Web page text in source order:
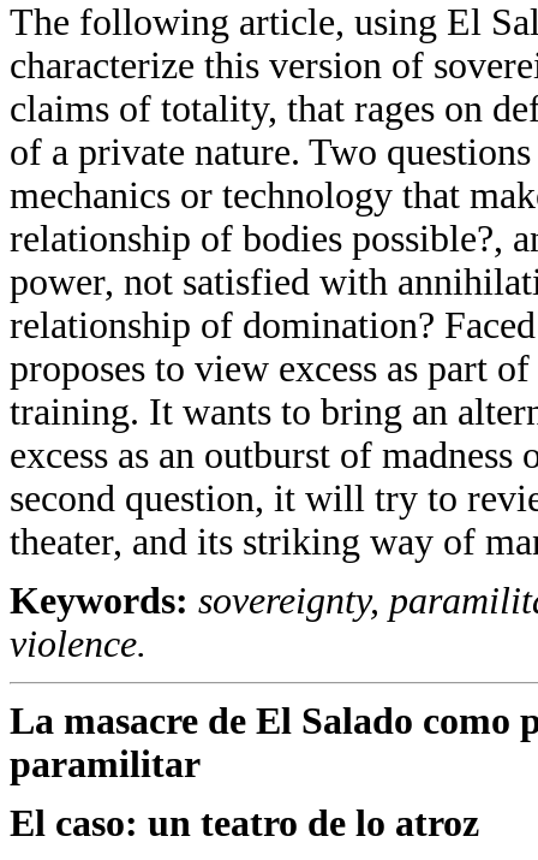
The following article, using El
characterize this version of
claims of totality, that rages on
of a private nature. Two
mechanics or technology that
relationship of bodies possible?,
power, not satisfied with
relationship of domination?
proposes to view excess as part
training. It wants to bring an
excess as an outburst of
second question, it will try to
theater, and its striking way of
Keywords: sovereignty,
violence.
La masacre de El Salado como
paramilitar
El caso: un teatro de lo atroz